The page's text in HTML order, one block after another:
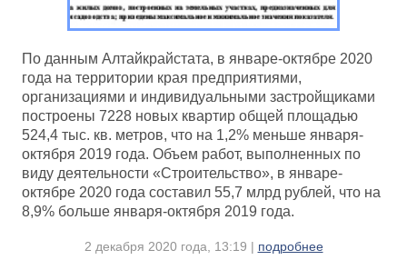
По данным Алтайкрайстата, в январе-октябре 2020
года на территории края предприятиями,
организациями и индивидуальными застройщиками
построены 7228 новых квартир общей площадью
524,4 тыс. кв. метров, что на 1,2% меньше января-
октября 2019 года. Объем работ, выполненных по
виду деятельности «Строительство», в январе-
октябре 2020 года составил 55,7 млрд рублей, что на
8,9% больше января-октября 2019 года.
2 декабря 2020 года, 13:19 | подробнее